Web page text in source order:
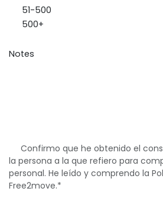
51-500
500+
Notes
Confirmo que he obtenido el
la persona a la que refiero para
personal. He leído y comprendo la
Free2move.*